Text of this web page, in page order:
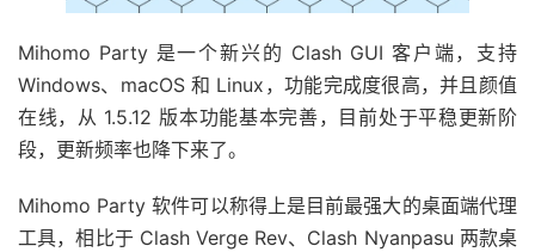
Mihomo Party 是一个新兴的 Clash GUI 客户端，支持
Windows、macOS 和 Linux，功能完成度很高，并且颜值
在线，从 1.5.12 版本功能基本完善，目前处于平稳更新阶
段，更新频率也降下来了。
Mihomo Party 软件可以称得上是目前最强大的桌面端代理
工具，相比于 Clash Verge Rev、Clash Nyanpasu 两款桌